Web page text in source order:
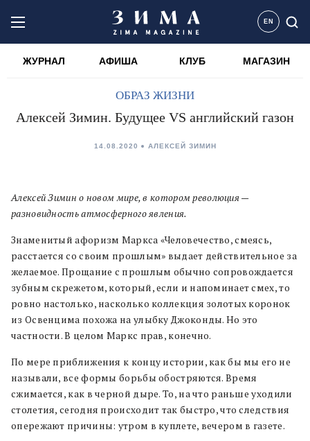
EN
ЖУРНАЛ АФИША КЛУБ МАГАЗИН
ОБРАЗ ЖИЗНИ
Алексей Зимин. Будущее VS английский газон
14.08.2020 АЛЕКСЕЙ ЗИМИН
Алексей Зимин о новом мире, в котором революция —
разновидность атмосферного явления.
Знаменитый афоризм Маркса «Человечество, смеясь,
расстается со своим прошлым» выдает действительное за
желаемое. Прощание с прошлым обычно сопровождается
зубным скрежетом, который, если и напоминает смех, то
ровно настолько, насколько коллекция золотых коронок
из Освенцима похожа на улыбку Джоконды. Но это
частности. В целом Маркс прав, конечно.
По мере приближения к концу истории, как бы мы его не
называли, все формы борьбы обостряются. Время
сжимается, как в черной дыре. То, на что раньше уходили
столетия, сегодня происходит так быстро, что следствия
опережают причины: утром в куплете, вечером в газете.